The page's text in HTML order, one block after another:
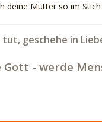
deine Mutter so im
tut, geschehe in
Gott - werde